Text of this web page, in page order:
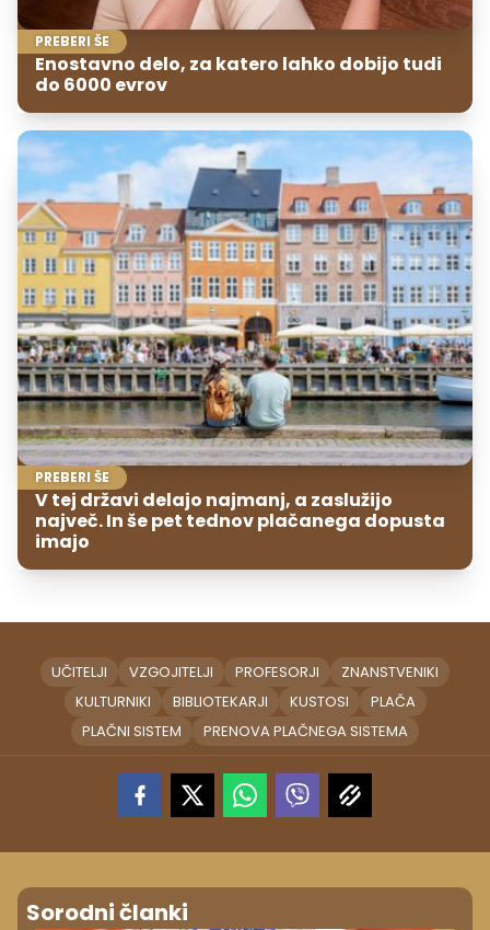
PREBERI ŠE
Enostavno delo, za katero lahko dobijo tudi
do 6000 evrov
PREBERI ŠE
V tej državi delajo najmanj, a zaslužijo
največ. In še pet tednov plačanega dopusta
imajo
UČITELJI VZGOJITELJI PROFESORJI
ZNANSTVENIKI
KULTURNIKI
BIBLIOTEKARJI KUSTOSI
PLAČA
PLAČNI SISTEM
PRENOVA PLAČNEGA SISTEMA
Sorodni članki